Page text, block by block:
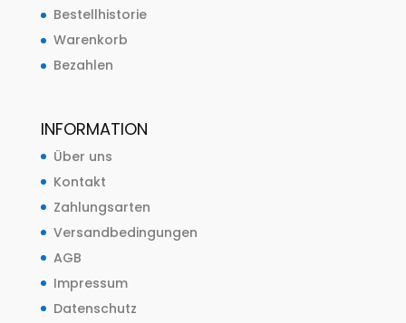
Bestellhistorie
Warenkorb
Bezahlen
INFORMATION
Über uns
Kontakt
Zahlungsarten
Versandbedingungen
AGB
Impressum
Datenschutz